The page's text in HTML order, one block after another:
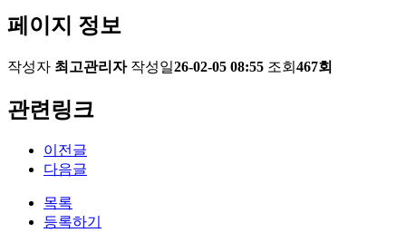
페이지 정보
작성자 최고관리자 작성일26-02-05 08:55 조회 467회
관련링크
이전글
다음글
목록
등록하기